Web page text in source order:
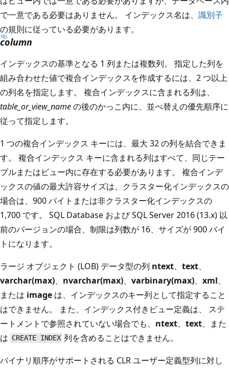
で一意である必要はありません。 インデックス名は、 識別子
の規則に従っている必要があります。
column
インデックスの基準となる 1 列または複数列。 指定した列を
組み合わせた値で複合インデックスを作成するには、2 つ以上
の列名を指定します。 複合インデックスに含まれる列は、
table_or_view_nameの後のかっこ内に、並べ替えの優先順序に
従って指定します。
1 つの複合インデックス キーには、最大 32 の列を結合できま
す。 複合インデックス キーに含まれる列はすべて、同じテー
ブルまたはビュー内に存在する必要があります。 複合インデ
ックスの値の最大許容サイズは、クラスター化インデックスの
場合は、900 バイトまたは非クラスター化インデックスの
1,700 です。 SQL Database および SQL Server 2016 (13.x) 以
前のバージョンの場合、制限は列数が 16、サイズが 900 バイ
トになります。
ラージ オブジェクト (LOB) データ型の列 ntext、 text、
varchar(max)、 nvarchar(max)、 varbinary(max)、 xml、
または image は、インデックスのキー列として指定すること
はできません。 また、インデックス付きビュー定義は、
ステ
ートメントで参照されていない場合でも、 ntext、 text、また
は CREATE INDEX 列を含めることはできません。
バイナリ順序がサポートされる CLR ユーザー定義型列に対し